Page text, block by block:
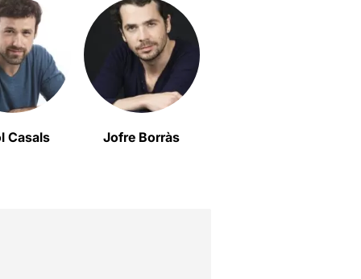
Casals Jofre Borràs